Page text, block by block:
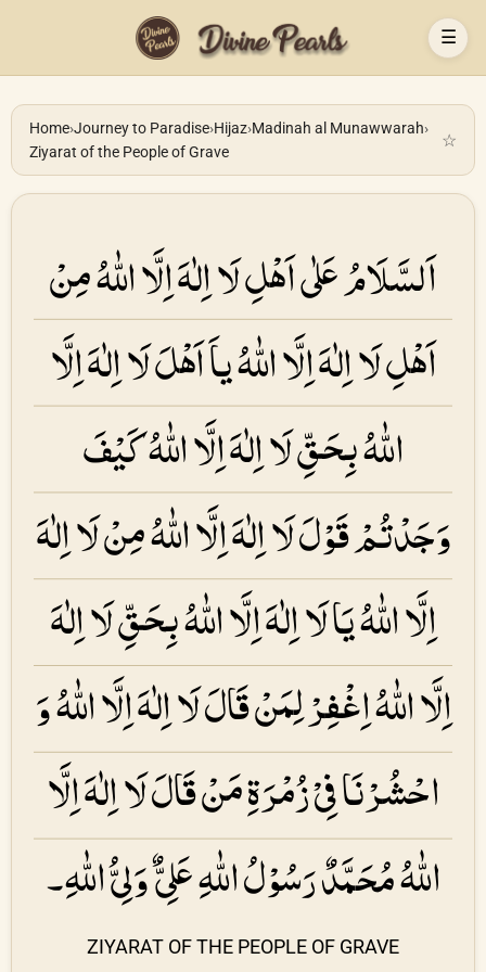
☰
Home›Journey to Paradise›Hijaz›Madinah al Munawwarah›
Ziyarat of the People of Grave
☆
اَلسَّلَامُ عَلٰی اَھْلِ لَا اِلٰهَ اِلَّا اللّٰهُ مِنْ
اَھْلِ لَا اِلٰهَ اِلَّا اللّٰهُ یاَ اَھْلَ لَا اِلٰهَ اِلَّا
اللّٰهُ بِحَقِّ لَا اِلٰهَ اِلَّا اللّٰهُ كَیْفَ
وَجَدْتُمْ قَوْلَ لَا اِلٰهَ اِلَّا اللّٰهُ مِنْ لَا اِلٰهَ
اِلَّا اللّٰهُ یَا لَا اِلٰهَ اِلَّا اللّٰهُ بِحَقِّ لَا اِلٰهَ
اِلَّا اللّٰهُ اِغْفِرْ لِمَنْ قَالَ لَا اِلٰهَ اِلَّا اللّٰهُ وَ
احْشُرْنَا فِیْ زُمْرَۃِ مَنْ قَالَ لَا اِلٰهَ اِلَّا
اللّٰهُ مُحَمَّدٌ رَسُوْلُ اللّٰهِ عَلِیٌّ وَلِیُّ اللّٰهِ۔
ZIYARAT OF THE PEOPLE OF GRAVE